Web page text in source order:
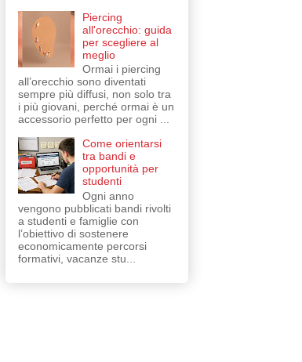
Piercing
all'orecchio: guida
per scegliere al
meglio
Ormai i piercing
all’orecchio sono diventati
sempre più diffusi, non solo tra
i più giovani, perché ormai è un
accessorio perfetto per ogni ...
Come orientarsi
tra bandi e
opportunità per
studenti
Ogni anno
vengono pubblicati bandi rivolti
a studenti e famiglie con
l’obiettivo di sostenere
economicamente percorsi
formativi, vacanze stu...